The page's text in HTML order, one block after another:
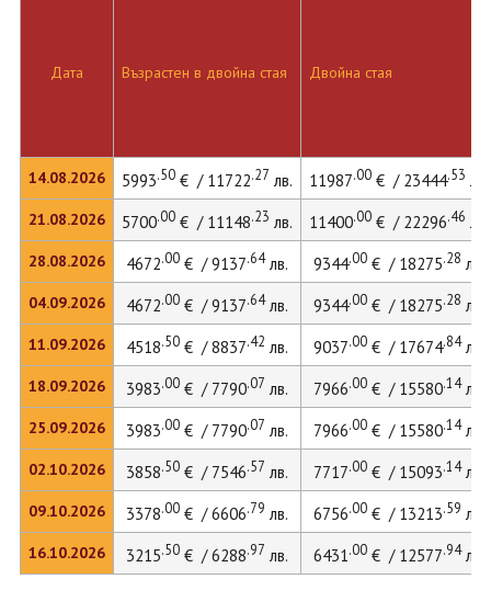
Дата
14.08.2026
21.08.2026
28.08.2026
04.09.2026
11.09.2026
18.09.2026
25.09.2026
02.10.2026
09.10.2026
16.10.2026
Възрастен в двойна стая Двойна стая
5993.50€ / 11722.27 лв. 11987.00€ / 23444.53 лв.
5700.00€ / 11148.23 лв. 11400.00€ / 22296.46 лв.
4672.00€ / 9137.64лв. 9344.00€ / 18275.28 лв.
4672.00€ / 9137.64лв. 9344.00€ / 18275.28 лв.
4518.50€ / 8837.42 лв. 9037.00€ / 17674.84лв.
3983.00€ / 7790.07 лв. 7966.00€ / 15580.14лв.
3983.00€ / 7790.07 лв. 7966.00€ / 15580.14лв.
3858.50€ / 7546.57 лв. 7717.00€ / 15093.14лв.
3378.00€ / 6606.79 лв. 6756.00€ / 13213.59 лв.
3215.50€ / 6288.97 лв. 6431.00€ / 12577.94лв.